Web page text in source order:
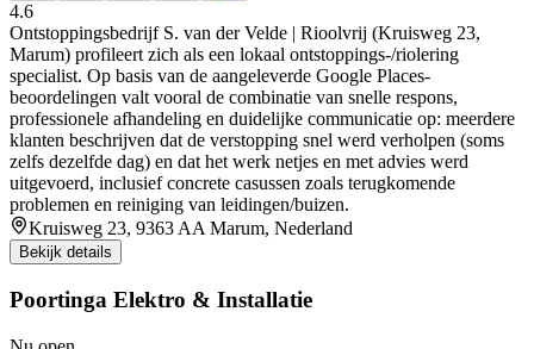
4.6
Ontstoppingsbedrijf S. van der Velde | Rioolvrij (Kruisweg 23,
Marum) profileert zich als een lokaal ontstoppings-/riolering
specialist. Op basis van de aangeleverde Google Places-
beoordelingen valt vooral de combinatie van snelle respons,
professionele afhandeling en duidelijke communicatie op: meerdere
klanten beschrijven dat de verstopping snel werd verholpen (soms
zelfs dezelfde dag) en dat het werk netjes en met advies werd
uitgevoerd, inclusief concrete casussen zoals terugkomende
problemen en reiniging van leidingen/buizen.
Kruisweg 23, 9363 AA Marum, Nederland
Bekijk details
Poortinga Elektro & Installatie